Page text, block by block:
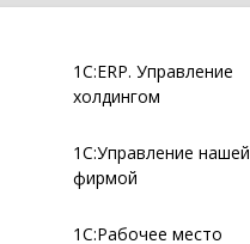
1С:ERP. Управление
холдингом
1С:Управление нашей
фирмой
1С:Рабочее место